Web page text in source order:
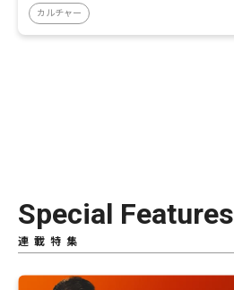
カルチャー
Special Features
連載特集